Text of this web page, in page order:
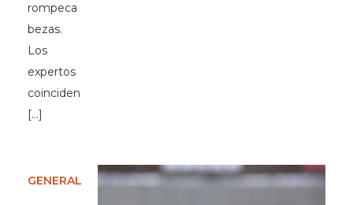
rompeca
bezas.
Los
expertos
coinciden
[…]
GENERAL